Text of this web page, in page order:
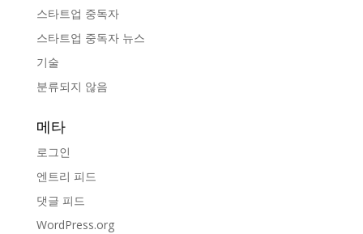
스타트업 중독자
스타트업 중독자 뉴스
기술
분류되지 않음
메타
로그인
엔트리 피드
댓글 피드
WordPress.org